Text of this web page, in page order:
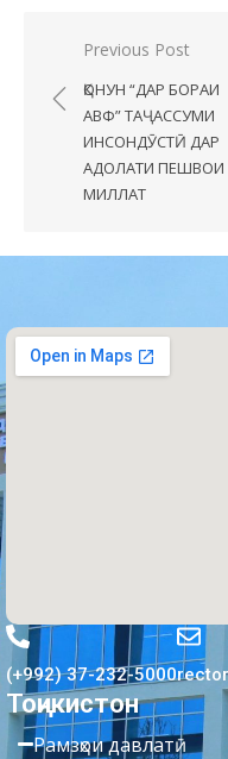
Previous Post
ҚОНУН “ДАР БОРАИ
АВФ” ТАҶАССУМИ
ИНСОНДӮСТӢ ДАР
АДОЛАТИ ПЕШВОИ
МИЛЛАТ
(+992) 37-232-5000
Тоҷикистон
Рамзҳои давлатӣ